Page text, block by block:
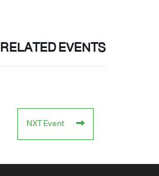
RELATED EVENTS
NXT Event